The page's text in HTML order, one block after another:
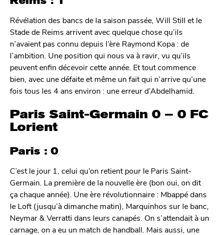
Révélation des bancs de la saison passée, Will Still et le
Stade de Reims arrivent avec quelque chose qu’ils
n’avaient pas connu depuis l’ère Raymond Kopa : de
l’ambition. Une position qui nous va à ravir, vu qu’ils
peuvent enfin décevoir cette année. Et tout commence
bien, avec une défaite et même un fait qui n’arrive qu’une
fois tous les 4 ans environ : une erreur d’Abdelhamid.
Paris Saint-Germain 0 – 0 FC
Lorient
Paris : 0
C’est le jour 1, celui qu’on retient pour le Paris Saint-
Germain. La première de la nouvelle ère (bon oui, on dit
ça chaque année). Une ère révolutionnaire : Mbappé dans
le Loft (jusqu’à dimanche matin), Marquinhos sur le banc,
Neymar & Verratti dans leurs canapés. On s’attendait à un
carnage, on a eu un match de handball. Mais aussi, une